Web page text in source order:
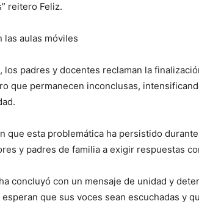
reitero Feliz.
las aulas móviles
los padres y docentes reclaman la
que permanecen inconclusas,
que esta problemática ha persistido
y padres de familia a exigir respuestas
concluyó con un mensaje de unidad y
que sus voces sean escuchadas y